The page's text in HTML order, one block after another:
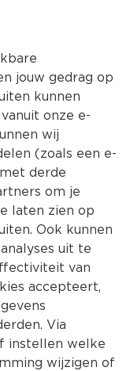
Kies jouw
jouw gedrag op
kunnen
onze e-
wij
(zoals een e-
derde
om je
laten zien op
Ook kunnen
uit te
van
accepteert,
Via
instellen welke
wijzigen of